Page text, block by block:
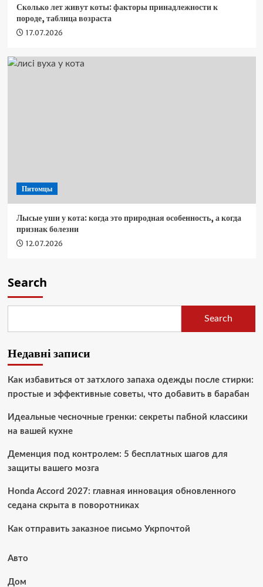
Сколько лет живут коты: факторы принадлежности к
породе, таблица возраста
17.07.2026
Питомцы
Лысые уши у кота: когда это природная особенность, а когда
признак болезни
12.07.2026
Search
Search
Недавні записи
Как избавиться от затхлого запаха одежды после стирки:
простые и эффективные советы, что добавить в барабан
Идеальные чесночные гренки: секреты пабной классики
на вашей кухне
Деменция под контролем: 5 бесплатных шагов для
защиты вашего мозга
Honda Accord 2027: главная инновация обновленного
седана скрыта в поворотниках
Как отправить заказное письмо Укрпочтой
Авто
Дом